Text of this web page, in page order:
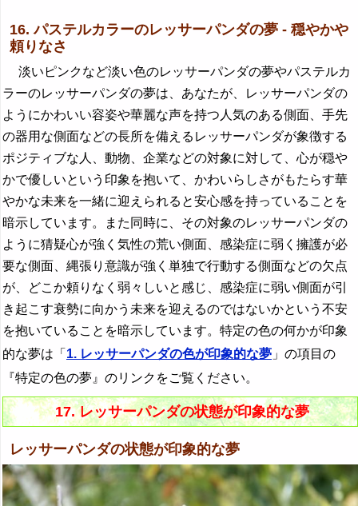
16. パステルカラーのレッサーパンダの夢 - 穏やかや
頼りなさ
淡いピンクなど淡い色のレッサーパンダの夢やパステルカ
ラーのレッサーパンダの夢は、あなたが、レッサーパンダの
ようにかわいい容姿や華麗な声を持つ人気のある側面、手先
の器用な側面などの長所を備えるレッサーパンダが象徴する
ポジティブな人、動物、企業などの対象に対して、心が穏や
かで優しいという印象を抱いて、かわいらしさがもたらす華
やかな未来を一緒に迎えられると安心感を持っていることを
暗示しています。また同時に、その対象のレッサーパンダの
ように猜疑心が強く気性の荒い側面、感染症に弱く擁護が必
要な側面、縄張り意識が強く単独で行動する側面などの欠点
が、どこか頼りなく弱々しいと感じ、感染症に弱い側面が引
き起こす衰勢に向かう未来を迎えるのではないかという不安
を抱いていることを暗示しています。特定の色の何かが印象
的な夢は「 1. レッサーパンダの色が印象的な夢 」の項目の
『特定の色の夢』のリンクをご覧ください。
17. レッサーパンダの状態が印象的な夢
レッサーパンダの状態が印象的な夢